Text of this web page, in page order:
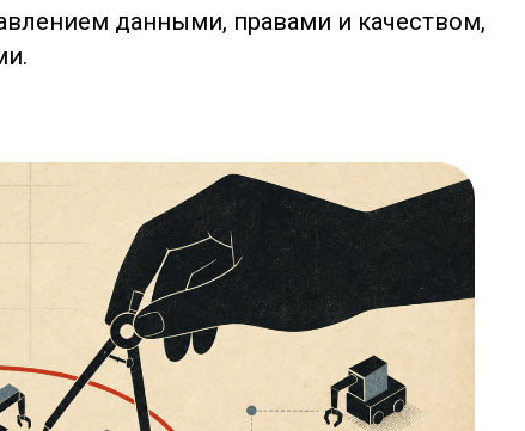
данными, правами и качеством,